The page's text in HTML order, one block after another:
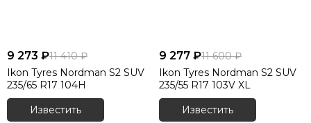
9 273 ₽11 410 ₽
Ikon Tyres Nordman S2 SUV
235/65 R17 104H
Известить
9 277 ₽11 600 ₽
Ikon Tyres Nordman S2 SUV
235/55 R17 103V XL
Известить